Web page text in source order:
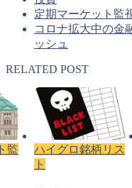
定期マーケット監
コロナ拡大中の金
ッシュ
RELATED POST
監
ハイグロ銘柄リス
ト